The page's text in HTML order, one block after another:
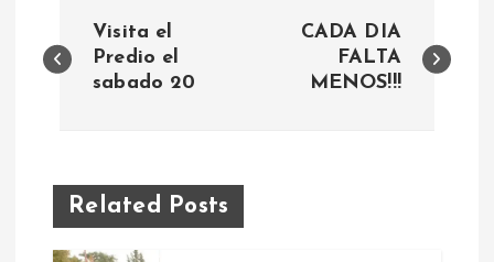
a
e
g
Visita el
Predio el
sabado 20
CADA DIA
FALTA
MENOS!!!
Related Posts